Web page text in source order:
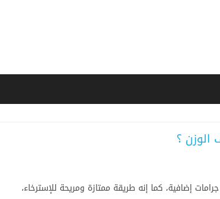
؟
إضافية، كما إنه طريقة ممتازة ومريحة للإسترخاء،